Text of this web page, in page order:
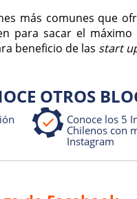
más comunes que
para sacar el
beneficio de las start
OTROS
Conoce los 5
Chilenos con
Instagram